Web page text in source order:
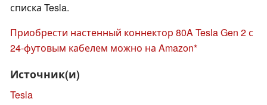
списка Tesla.
Приобрести настенный коннектор 80A Tesla Gen 2 с
24-футовым кабелем можно на Amazon
Источник(и)
Tesla